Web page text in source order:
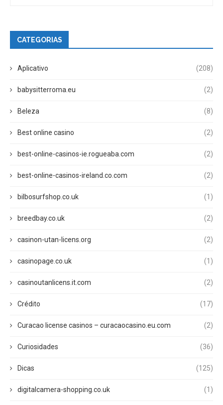
CATEGORIAS
Aplicativo (208)
babysitterroma.eu (2)
Beleza (8)
Best online casino (2)
best-online-casinos-ie.rogueaba.com (2)
best-online-casinos-ireland.co.com (2)
bilbosurfshop.co.uk (1)
breedbay.co.uk (2)
casinon-utan-licens.org (2)
casinopage.co.uk (1)
casinoutanlicens.it.com (2)
Crédito (17)
Curacao license casinos – curacaocasino.eu.com (2)
Curiosidades (36)
Dicas (125)
digitalcamera-shopping.co.uk (1)